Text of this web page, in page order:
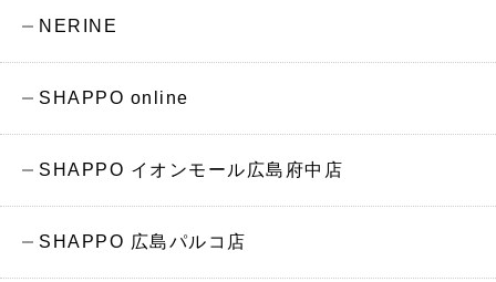
NERINE
SHAPPO online
SHAPPO イオンモール広島府中店
SHAPPO 広島パルコ店